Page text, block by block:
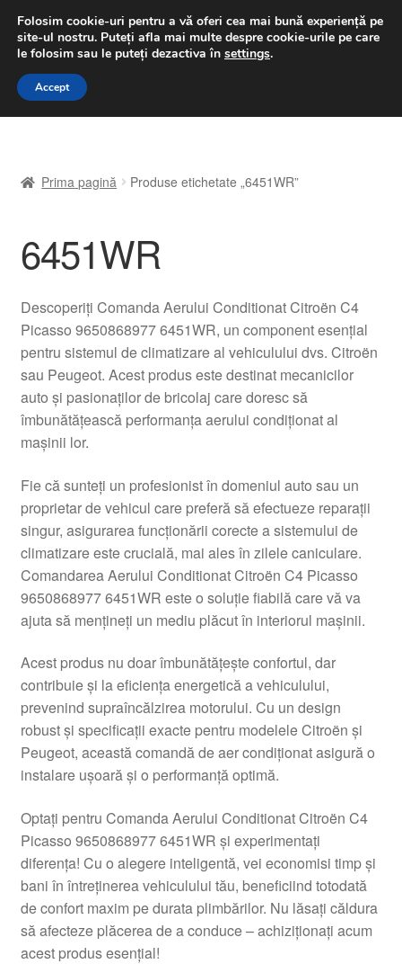
LIVRARE de la 33 lei
luni-vineri 9 a.m. - 4 p.m.031 229 6816
Sari
Sari
A lua legatura
Contul meu
Despre noi
Finalizare comandă
Livrare
Livrare în toată lumea
Plângere
Plățile
Politică de confidențialitate
Procedura de reclamație
Termeni si conditii
Prima pagină Produse etichetate „6451WR”
6451WR
Descoperiți Comanda Aerului Conditionat Citroën C4
Picasso 9650868977 6451WR, un component esențial
pentru sistemul de climatizare al vehiculului dvs. Citroën
sau Peugeot. Acest produs este destinat mecanicilor
auto și pasionaților de bricolaj care doresc să
îmbunătățească performanța aerului condiționat al
mașinii lor.
Fie că sunteți un profesionist în domeniul auto sau un
proprietar de vehicul care preferă să efectueze reparații
singur, asigurarea funcționării corecte a sistemului de
climatizare este crucială, mai ales în zilele caniculare.
Comandarea Aerului Conditionat Citroën C4 Picasso
9650868977 6451WR este o soluție fiabilă care vă va
ajuta să mențineți un mediu plăcut în interiorul mașinii.
Acest produs nu doar îmbunătățește confortul, dar
contribuie și la eficiența energetică a vehiculului,
prevenind supraîncălzirea motorului. Cu un design
robust și specificații exacte pentru modelele Citroën și
Peugeot, această comandă de aer condiționat asigură o
instalare ușoară și o performanță optimă.
Optați pentru Comanda Aerului Conditionat Citroën C4
Picasso 9650868977 6451WR și experimentați
diferența! Cu o alegere inteligentă, vei economisi timp și
bani în întreținerea vehiculului tău, beneficiind totodată
de confort maxim pe durata plimbărilor. Nu lăsați căldura
să afecteze plăcerea de a conduce – achiziționați acum
acest produs esențial!
Folosim cookie-uri pentru a vă oferi cea mai bună experiență pe
site-ul nostru. Puteți afla mai multe despre cookie-urile pe care
le folosim sau le puteți dezactiva în settings.
Accept